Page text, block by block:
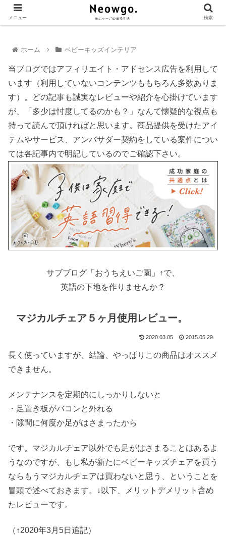
ホーム ベビーキッズインテリア
当ブログではアフィリエイト・アドセンス広告を利用して
います（利用していないコンテンツももちろん多数ありま
す）。どの記事も誠実なレビューや紹介を心掛けています
が、「多少は忖度してるのかも？」なんて懐疑的な視点も
持って読んで頂ければと思います。商品提供を受けたアイ
テムやサービス、アンバサダー契約をしている案件につい
ては各記事内で明記しているのでご確認下さい。
サブブログ「おうちえいご園」↑で、
英語の下地を作りませんか？
マジカルチェア５ヶ月使用レビュー。
2020.03.05 2015.05.29
長く使っていますが、結論、やっぱりこの商品はオススメ
できません。
メンテナンスを定期的にしっかりしないと
・足置き板がバコンと外れる
・隙間に何度か足がはさまったから
です。マジカルチェア以外でも足がはさまることはあるよ
うなのですが、もし私が新たにベビーキッズチェアを買う
ならもうマジカルチェアは買わないと思う、ということを
冒頭で述べておきます。↓以下、メリットデメリット含め
たレビューです。
（↑2020年3月5日追記）
メニュー 検索